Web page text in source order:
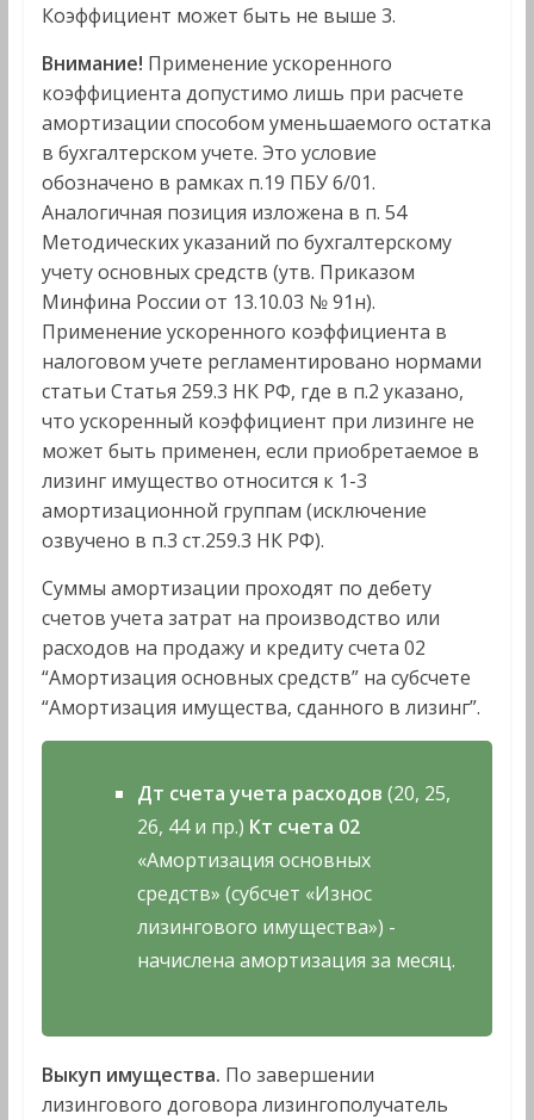
Коэффициент может быть не выше 3.
Внимание! Применение ускоренного
коэффициента допустимо лишь при расчете
амортизации способом уменьшаемого остатка
в бухгалтерском учете. Это условие
обозначено в рамках п.19 ПБУ 6/01.
Аналогичная позиция изложена в п. 54
Методических указаний по бухгалтерскому
учету основных средств (утв. Приказом
Минфина России от 13.10.03 № 91н).
Применение ускоренного коэффициента в
налоговом учете регламентировано нормами
статьи Статья 259.3 НК РФ, где в п.2 указано,
что ускоренный коэффициент при лизинге не
может быть применен, если приобретаемое в
лизинг имущество относится к 1-3
амортизационной группам (исключение
озвучено в п.3 ст.259.3 НК РФ).
Суммы амортизации проходят по дебету
счетов учета затрат на производство или
расходов на продажу и кредиту счета 02
“Амортизация основных средств” на субсчете
“Амортизация имущества, сданного в лизинг”.
Дт счета учета расходов (20, 25,
26, 44 и пр.) Кт счета 02
«Амортизация основных
средств» (субсчет «Износ
лизингового имущества») -
начислена амортизация за месяц.
Выкуп имущества. По завершении
лизингового договора лизингополучатель